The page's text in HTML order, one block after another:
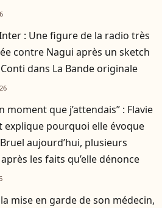
: Une figure de la radio très
contre Nagui après un sketch
dans La Bande originale
moment que j’attendais” : Flavie
explique pourquoi elle évoque
aujourd’hui, plusieurs
les faits qu’elle dénonce
mise en garde de son médecin,